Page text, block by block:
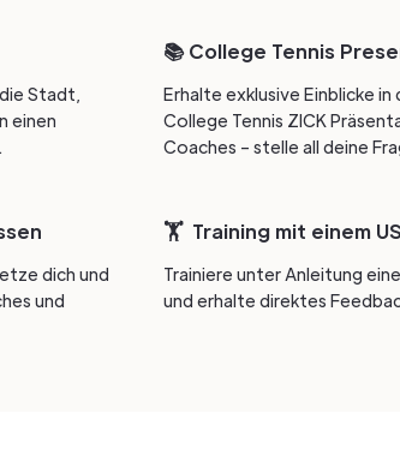
Stadt,
einen
📚 College Tennis
Erhalte exklusive Einblicke
College Tennis ZICK
Coaches – stelle all deine
dich und
und
🏋️ Training mit einem
Trainiere unter Anleitung
und erhalte direktes